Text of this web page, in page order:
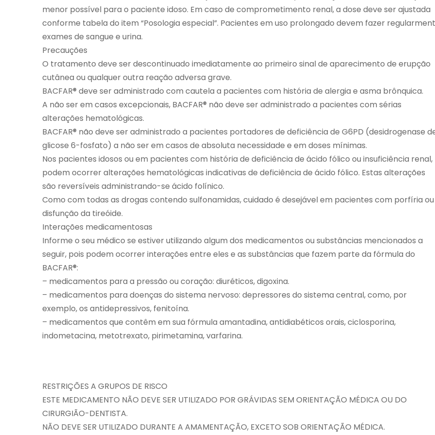
menor possível para o paciente idoso. Em caso de comprometimento renal, a dose deve ser ajustada
conforme tabela do item “Posologia especial”. Pacientes em uso prolongado devem fazer
exames de sangue e urina.
Precauções
O tratamento deve ser descontinuado imediatamente ao primeiro sinal de aparecimento de erupção
cutânea ou qualquer outra reação adversa grave.
BACFAR® deve ser administrado com cautela a pacientes com história de alergia e asma brônquica.
A não ser em casos excepcionais, BACFAR® não deve ser administrado a pacientes com sérias
alterações hematológicas.
BACFAR® não deve ser administrado a pacientes portadores de deficiência de G6PD (desidrogenase
glicose 6-fosfato) a não ser em casos de absoluta necessidade e em doses mínimas.
Nos pacientes idosos ou em pacientes com história de deficiência de ácido fólico ou insuficiência renal,
podem ocorrer alterações hematológicas indicativas de deficiência de ácido fólico. Estas alterações
são reversíveis administrando-se ácido folínico.
Como com todas as drogas contendo sulfonamidas, cuidado é desejável em pacientes com porfíria ou
disfunção da tireóide.
Interações medicamentosas
Informe o seu médico se estiver utilizando algum dos medicamentos ou substâncias mencionados a
seguir, pois podem ocorrer interações entre eles e as substâncias que fazem parte da fórmula do
BACFAR®:
– medicamentos para a pressão ou coração: diuréticos, digoxina.
– medicamentos para doenças do sistema nervoso: depressores do sistema central, como, por
exemplo, os antidepressivos, fenitoína.
– medicamentos que contêm em sua fórmula amantadina, antidiabéticos orais, ciclosporina,
indometacina, metotrexato, pirimetamina, varfarina.
RESTRIÇÕES A GRUPOS DE RISCO
ESTE MEDICAMENTO NÃO DEVE SER UTILIZADO POR GRÁVIDAS SEM ORIENTAÇÃO MÉDICA OU DO
CIRURGIÃO-DENTISTA.
NÃO DEVE SER UTILIZADO DURANTE A AMAMENTAÇÃO, EXCETO SOB ORIENTAÇÃO MÉDICA.